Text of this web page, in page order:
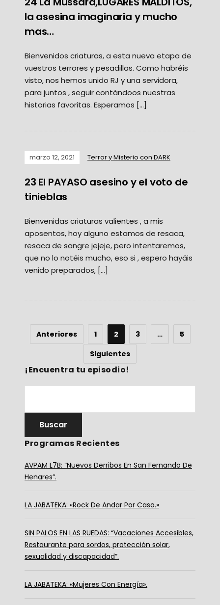
la asesina imaginaria y mucho
mas…
Bienvenidos criaturas, a esta nueva etapa de
vuestros terrores y pesadillas. Como habréis
visto, nos hemos unido RJ y una servidora,
para juntos , seguir contándoos nuestras
historias favoritas. Esperamos […]
marzo 12, 2021 Terror y Misterio con DARK
23 El PAYASO asesino y el voto de
tinieblas
Bienvenidas criaturas valientes , a mis
aposentos, hoy alguno estamos de resaca,
resaca de sangre jejeje, pero intentaremos,
que no lo notéis mucho, eso si , espero hayáis
venido preparados, […]
Anteriores 1 2 3 …
5
Siguientes
¡Encuentra tu episodio!
Programas Recientes
AVPAM L7B: “Nuevos Derribos En San Fernando De
Henares”.
LA JABATEKA: «Rock De Andar Por Casa.»
SIN PALOS EN LAS RUEDAS: “Vacaciones Accesibles,
Restaurante para sordos, protección solar,
sexualidad y discapacidad”.
LA JABATEKA: «Mujeres Con Energía».